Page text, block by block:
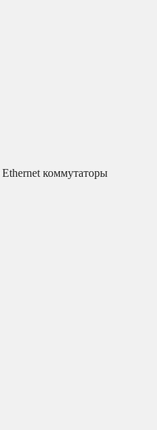
Ethernet коммутаторы